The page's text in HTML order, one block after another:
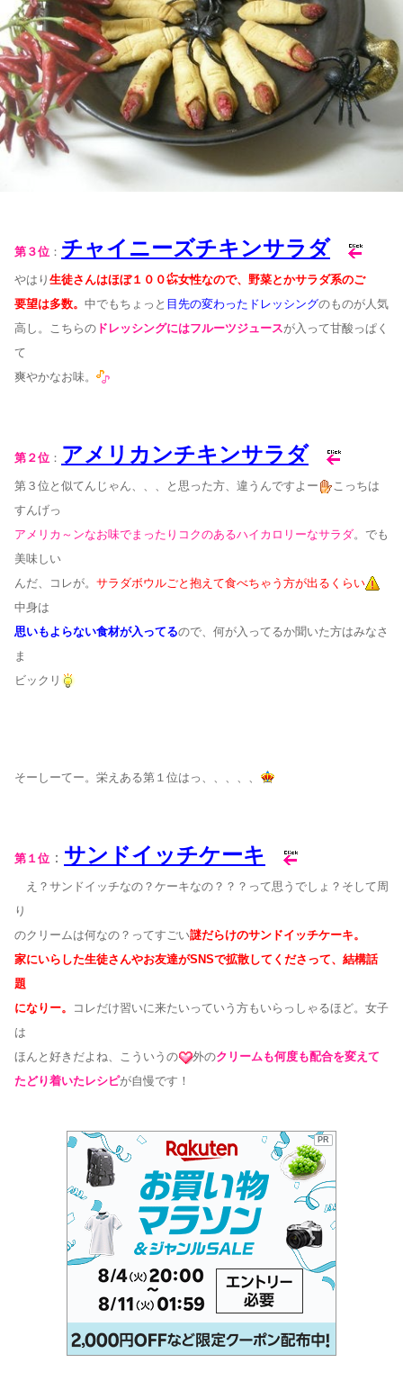
第３位 ： チャイニーズチキンサラダ
やはり 生徒さんはほぼ１００㌫女性なので、野菜とかサラダ系のご
要望は多数。 中でもちょっと 目先の変わったドレッシングのものが人気
高し。こちらの ドレッシングにはフルーツジュースが入って甘酸っぱく
て
爽やかなお味。
第２位 ： アメリカンチキンサラダ
第３位と似てんじゃん、、、と思った方、違うんですよー
こっちは
すんげっ
アメリカ～ンなお味でまったりコクのあるハイカロリーなサラダ。でも
美味しい
んだ、コレが。 サラダボウルごと抱えて食べちゃう方が出るくらい
中身は
思いもよらない食材が入ってるので、何が入ってるか聞いた方はみなさ
ま
ビックリ
そーしーてー。栄えある第１位はっ、、、、、
第１位 ： サンドイッチケーキ
え？サンドイッチなの？ケーキなの？？？って思うでしょ？そして周
り
のクリームは何なの？ってすごい謎だらけのサンドイッチケーキ。
家にいらした生徒さんやお友達がSNSで拡散してくださって、結構話
題
になりー。
コレだけ習いに来たいっていう方もいらっしゃるほど。女子
は
ほんと好きだよね、こういうの
外のクリームも何度も配合を変えて
たどり着いたレシピが自慢です！
PR